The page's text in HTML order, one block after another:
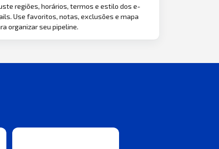
regiões, horários, termos e estilo dos e-
Use favoritos, notas, exclusões e mapa
organizar seu pipeline.